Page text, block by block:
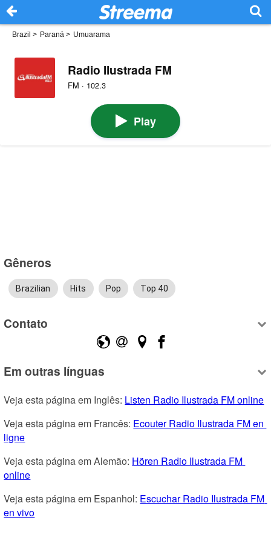
Brazil > Paraná > Umuarama
Radio Ilustrada FM
FM · 102.3
Play
Gêneros
Brazilian Hits Pop Top 40
Contato
Em outras línguas
Veja esta página em Inglês: Listen Radio Ilustrada FM online
Veja esta página em Francês: Ecouter Radio Ilustrada FM en
ligne
Veja esta página em Alemão: Hören Radio Ilustrada FM
online
Veja esta página em Espanhol: Escuchar Radio Ilustrada FM
en vivo